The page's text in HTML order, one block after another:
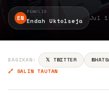
EN
PENULIS
Endah Uktolseja Jul
BAGIKAN: 𝕏 TWITTER
🔗 SALIN TAUTAN